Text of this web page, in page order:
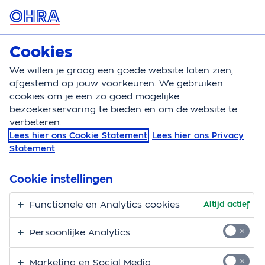
MENU
Huisdierenverzekering
Huisdierenverzekering Vergoedingen Diagnostiek
Vergoeding van
diagnostiek bij de
dierenarts
Denk je dat je huisdier ziek is? Soms kunnen dieren
dat goed verbergen. Om te weten of je huisdier ziek is,
kan de dierenarts je hond of kat onderzoeken. Als het
onderzoek doen. Er bestaan verschillende
Cookies
We willen je graag een goede website laten zien,
afgestemd op jouw voorkeuren. We gebruiken
cookies om je een zo goed mogelijke
bezoekerservaring te bieden en om de website te
verbeteren.
Lees hier ons Cookie Statement Lees hier ons Privacy
Statement
Cookie instellingen
Functionele en Analytics cookies Altijd actief
Persoonlijke Analytics
Marketing en Social Media